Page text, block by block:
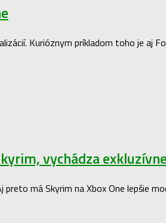
Kurióznym príkladom toho je aj
vychádza
má Skyrim na Xbox One lepšie